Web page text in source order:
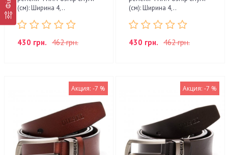
(см): Ширина 4,..
430 грн. 462 грн.
(см): Ширина 4,..
430 грн. 462 грн.
Акция: -7 % Акция: -7 %